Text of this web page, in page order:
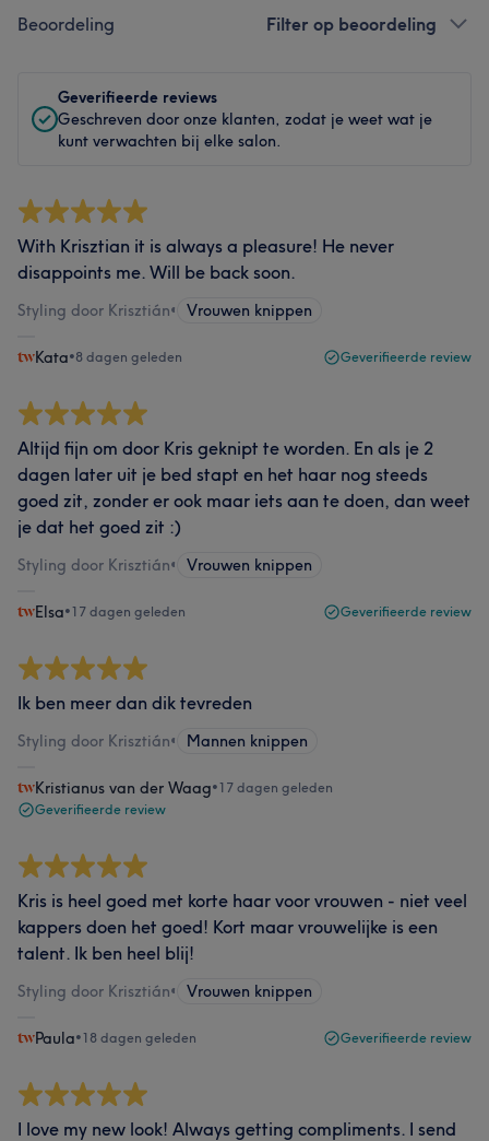
Beoordeling Filter op beoordeling
Geverifieerde reviews
Geschreven door onze klanten, zodat je weet wat je
kunt verwachten bij elke salon.
With Krisztian it is always a pleasure! He never
disappoints me. Will be back soon.
Styling door Krisztián• Vrouwen knippen
Kata•8 dagen geleden Geverifieerde review
Altijd fijn om door Kris geknipt te worden. En als je 2
dagen later uit je bed stapt en het haar nog steeds
goed zit, zonder er ook maar iets aan te doen, dan weet
je dat het goed zit :)
Styling door Krisztián• Vrouwen knippen
Elsa•17 dagen geleden Geverifieerde review
Ik ben meer dan dik tevreden
Styling door Krisztián• Mannen knippen
Kristianus van der Waag•17 dagen geleden
Geverifieerde review
Kris is heel goed met korte haar voor vrouwen - niet veel
kappers doen het goed! Kort maar vrouwelijke is een
talent. Ik ben heel blij!
Styling door Krisztián• Vrouwen knippen
Paula•18 dagen geleden Geverifieerde review
I love my new look! Always getting compliments. I send